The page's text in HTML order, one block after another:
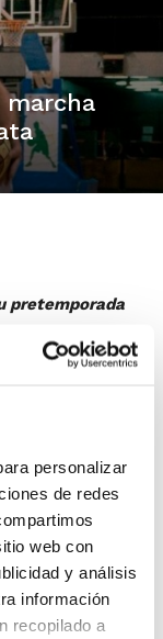
personalizar
de redes
web con
y análisis
información
recopilado a
marcha
pretemporada
Héctor
Chema
Ausina,
pareja de